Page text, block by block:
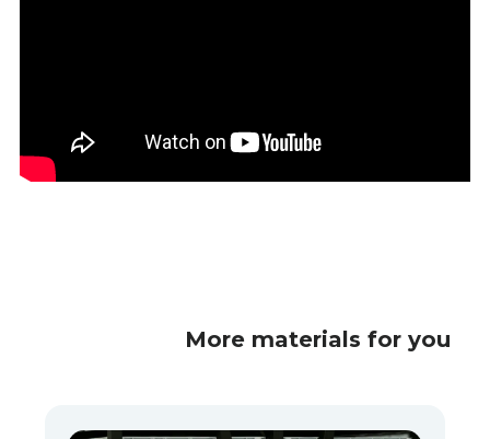
More materials for you